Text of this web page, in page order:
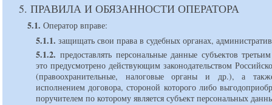
5. ПРАВИЛА И ОБЯЗАННОСТИ ОПЕРАТОРА
5.1. Оператор вправе:
5.1.1. защищать свои права в судебных органах,
5.1.2. предоставлять персональные данные субъектов
это предусмотрено действующим законодательством
(правоохранительные, налоговые органы и др.), а
исполнением договора, стороной которого либо
поручителем по которому является субъект персональных